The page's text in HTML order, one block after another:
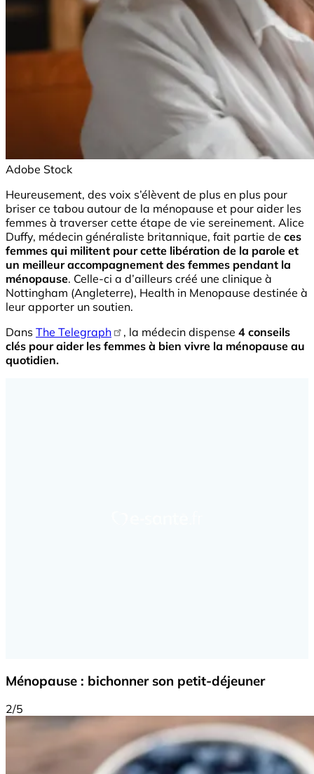
Adobe Stock
Heureusement, des voix s’élèvent de plus en plus pour
briser ce tabou autour de la ménopause et pour aider les
femmes à traverser cette étape de vie sereinement. Alice
Duffy, médecin généraliste britannique, fait partie de ces
femmes qui militent pour cette libération de la parole et
un meilleur accompagnement des femmes pendant la
ménopause. Celle-ci a d’ailleurs créé une clinique à
Nottingham (Angleterre), Health in Menopause destinée à
leur apporter un soutien.
Dans The Telegraph , la médecin dispense4 conseils
clés pour aider les femmes à bien vivre la ménopause au
quotidien.
Ménopause : bichonner son petit-déjeuner
2/5